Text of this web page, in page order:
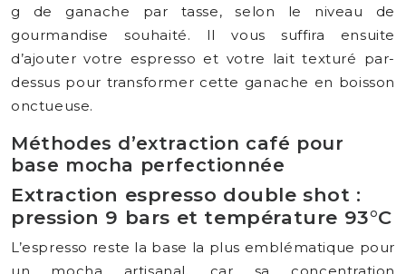
g de ganache par tasse, selon le niveau de
gourmandise souhaité. Il vous suffira ensuite
d’ajouter votre espresso et votre lait texturé par-
dessus pour transformer cette ganache en boisson
onctueuse.
Méthodes d’extraction café pour
base mocha perfectionnée
Extraction espresso double shot :
pression 9 bars et température 93°C
L’espresso reste la base la plus emblématique pour